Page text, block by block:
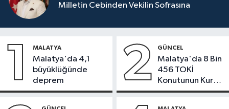
Milletin Cebinden Vekilin Sofrasına
1 MALATYA
Malatya'da 4,1
büyüklüğünde
deprem
2 GÜNCEL
Malatya'da 8 Bin
456 TOKİ
Konutunun Kurası
Bugün Çekiliyor